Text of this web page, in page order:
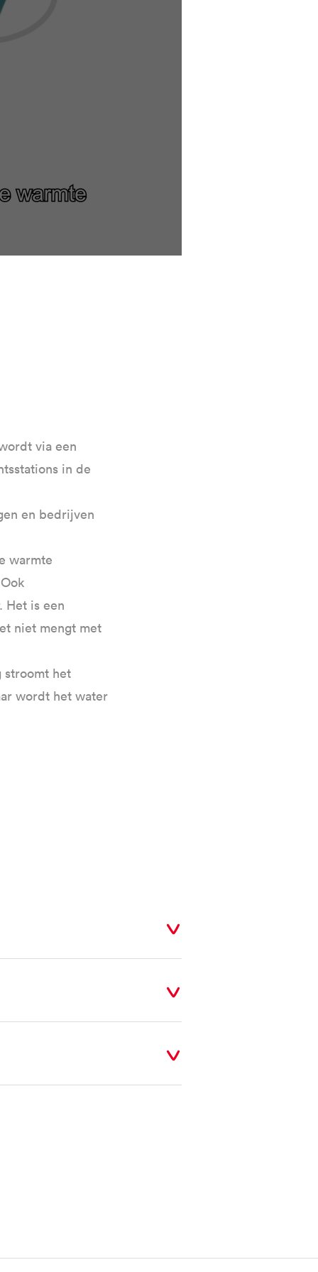
via een
in de
en bedrijven
warmte
Het is een
niet mengt met
stroomt het
wordt het water